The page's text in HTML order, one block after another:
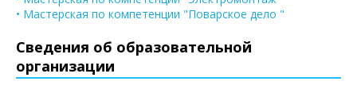
• Мастерская по компетенции "Поварское дело "
Сведения об образовательной
организации